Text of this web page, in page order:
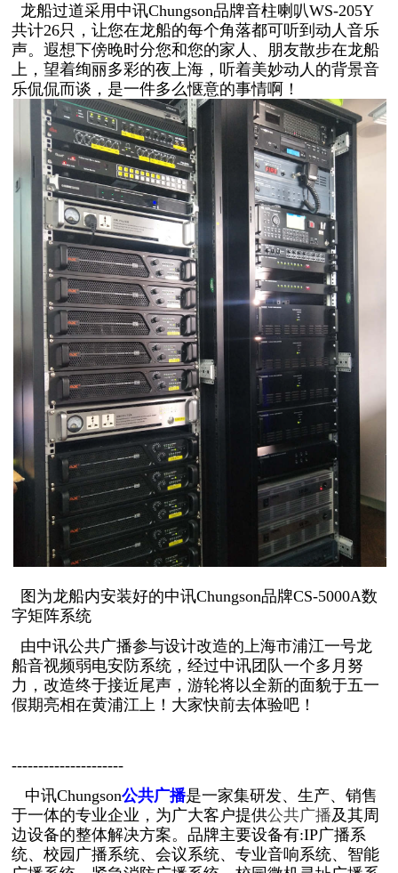
龙船过道采用中讯Chungson品牌音柱喇叭WS-205Y
共计26只，让您在龙船的每个角落都可听到动人音乐
声。遐想下傍晚时分您和您的家人、朋友散步在龙船
上，望着绚丽多彩的夜上海，听着美妙动人的背景音
乐侃侃而谈，是一件多么惬意的事情啊！
图为龙船内安装好的中讯Chungson品牌CS-5000A数
字矩阵系统
由中讯公共广播参与设计改造的上海市浦江一号龙
船音视频弱电安防系统，经过中讯团队一个多月努
力，改造终于接近尾声，游轮将以全新的面貌于五一
假期亮相在黄浦江上！大家快前去体验吧！
---------------------
中讯Chungson公共广播是一家集研发、生产、销售
于一体的专业企业，为广大客户提供公共广播及其周
边设备的整体解决方案。品牌主要设备有:IP广播系
统、校园广播系统、会议系统、专业音响系统、智能